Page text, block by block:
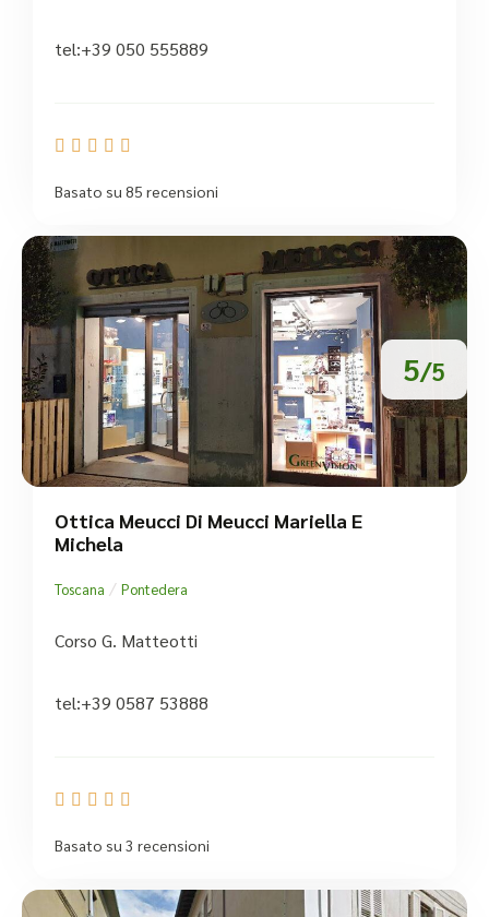
tel:+39 050 555889
    
Basato su 85 recensioni
5/5
Ottica Meucci Di Meucci Mariella E
Michela
Toscana / Pontedera
Corso G. Matteotti
tel:+39 0587 53888
    
Basato su 3 recensioni